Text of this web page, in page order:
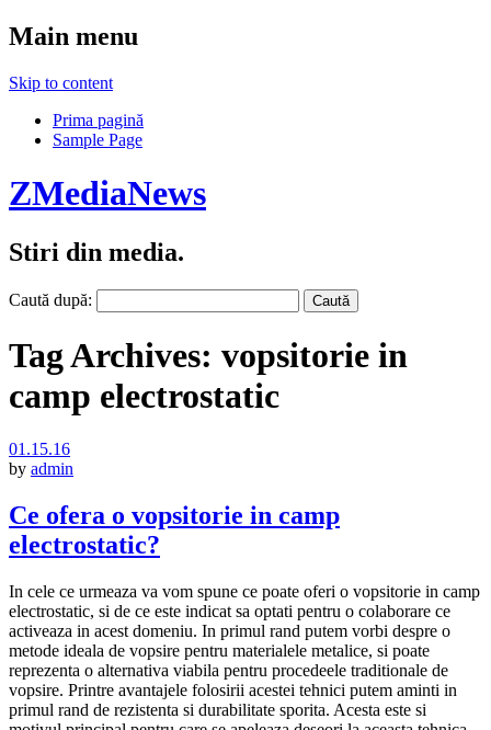
Main menu
Skip to content
Prima pagină
Sample Page
ZMediaNews
Stiri din media.
Caută după:
Tag Archives: vopsitorie in
camp electrostatic
01.15.16
by admin
Ce ofera o vopsitorie in camp
electrostatic?
In cele ce urmeaza va vom spune ce poate oferi o vopsitorie in camp
electrostatic, si de ce este indicat sa optati pentru o colaborare ce
activeaza in acest domeniu. In primul rand putem vorbi despre o
metode ideala de vopsire pentru materialele metalice, si poate
reprezenta o alternativa viabila pentru procedeele traditionale de
vopsire. Printre avantajele folosirii acestei tehnici putem aminti in
primul rand de rezistenta si durabilitate sporita. Acesta este si